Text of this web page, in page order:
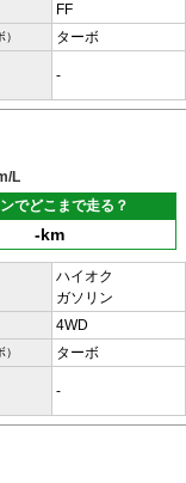
FF
ターボ
-
L
でどこまで走る？
-km
ハイオク
ガソリン
4WD
ターボ
-